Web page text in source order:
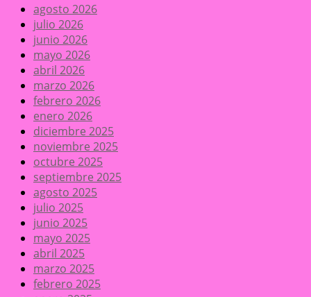
agosto 2026
julio 2026
junio 2026
mayo 2026
abril 2026
marzo 2026
febrero 2026
enero 2026
diciembre 2025
noviembre 2025
octubre 2025
septiembre 2025
agosto 2025
julio 2025
junio 2025
mayo 2025
abril 2025
marzo 2025
febrero 2025